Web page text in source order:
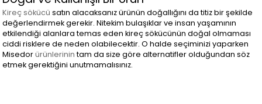
Kireç sökücü satın alacaksanız ürünün doğallığını da titiz bir şekilde
değerlendirmek gerekir. Nitekim bulaşıklar ve insan yaşamının
etkilendiği alanlara temas eden kireç sökücünün doğal olmaması
ciddi risklere de neden olabilecektir. O halde seçiminizi yaparken
Misedorürünlerinintam da size göre alternatifler olduğundan söz
etmek gerektiğini unutmamalısınız.